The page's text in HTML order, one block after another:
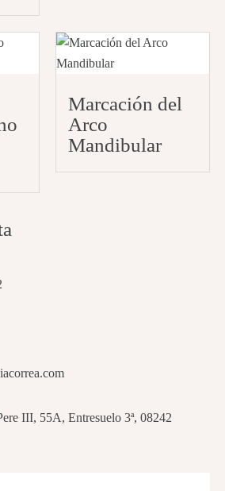
Marcación del
Arco
Mandibular
III, 55A, Entresuelo 3ª, 08242